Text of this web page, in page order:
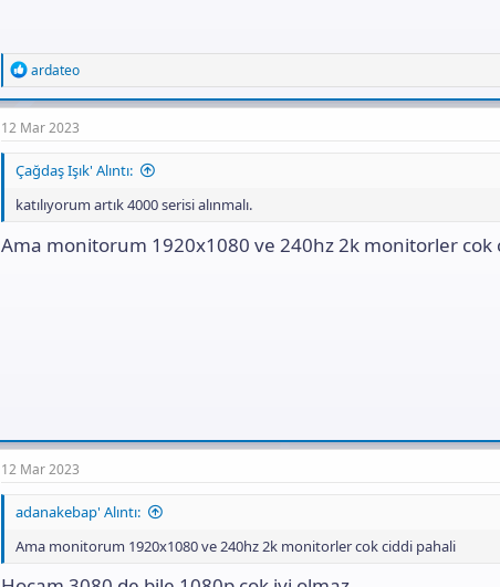
R
e
a
c
t
o
s
ardateo
12 Mar 2023
Çağdaş Işık' Alıntı:
katılıyorum artık 4000 serisi alınmalı.
Ama monitorum 1920x1080 ve 240hz 2k monitorler cok
12 Mar 2023
adanakebap' Alıntı:
Ama monitorum 1920x1080 ve 240hz 2k monitorler cok ciddi pahali